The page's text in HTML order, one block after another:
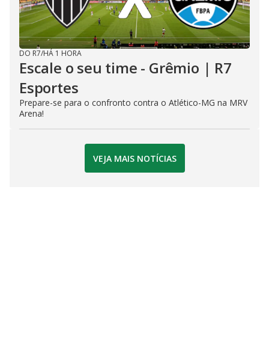
DO R7/HÁ 1 HORA
Escale o seu time - Grêmio | R7
Esportes
Prepare-se para o confronto contra o Atlético-MG na MRV
Arena!
VEJA MAIS NOTÍCIAS